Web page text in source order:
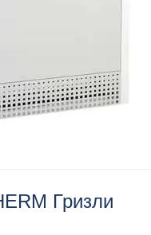
Гризли